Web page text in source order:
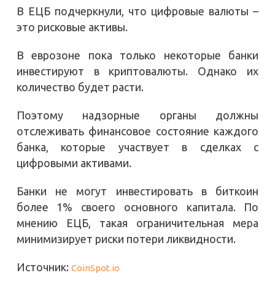
В ЕЦБ подчеркнули, что цифровые валюты –
это рисковые активы.
В еврозоне пока только некоторые банки
инвестируют в криптовалюты. Однако их
количество будет расти.
Поэтому надзорные органы должны
отслеживать финансовое состояние каждого
банка, которые участвует в сделках с
цифровыми активами.
Банки не могут инвестировать в биткоин
более 1% своего основного капитала. По
мнению ЕЦБ, такая ограничительная мера
минимизирует риски потери ликвидности.
Источник: CoinSpot.io